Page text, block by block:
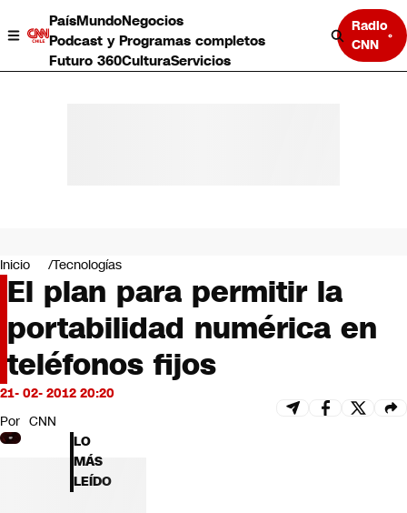
PaísMundoNegocios
Podcast y Programas completos
Futuro 360CulturaServicios
Radio
CNN
Negocios
Deportes
Programas completos
Cultura
Servicios
Bits
CNN tiempo
Futuro 360
Opinión
Inicio Tecnologías
El plan para permitir la
portabilidad numérica en
teléfonos fijos
21- 02- 2012 20:20
Por CNN
LO
MÁS
LEÍDO